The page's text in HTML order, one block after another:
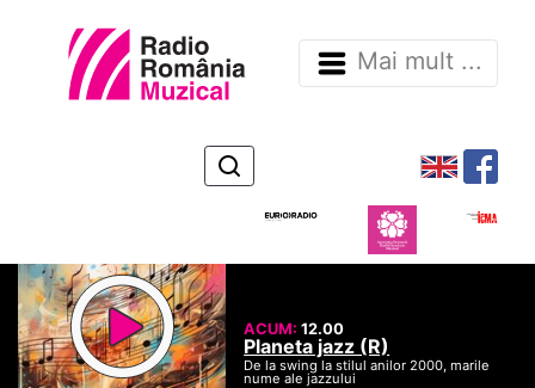
Mai mult ...
ACUM:12.00
Planeta jazz (R)
De la swing la stilul anilor 2000, marile
nume ale jazzului